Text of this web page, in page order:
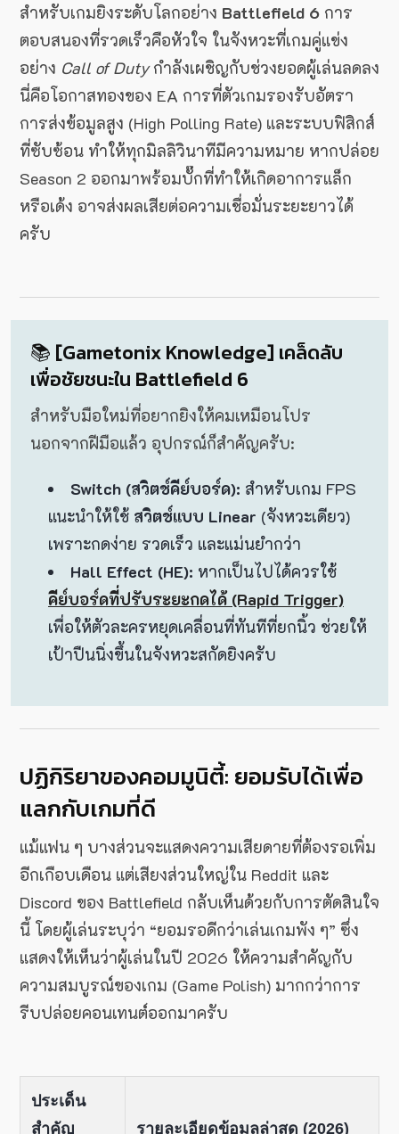
สำหรับเกมยิงระดับโลกอย่าง Battlefield 6 การ
ตอบสนองที่รวดเร็วคือหัวใจ ในจังหวะที่เกมคู่แข่ง
อย่าง Call of Dutyกำลังเผชิญกับช่วงยอดผู้เล่นลดลง
นี่คือโอกาสทองของ EA การที่ตัวเกมรองรับอัตรา
การส่งข้อมูลสูง (High Polling Rate) และระบบฟิสิกส์
ที่ซับซ้อน ทำให้ทุกมิลลิวินาทีมีความหมาย หากปล่อย
Season 2 ออกมาพร้อมบั๊กที่ทำให้เกิดอาการแล็ก
หรือเด้ง อาจส่งผลเสียต่อความเชื่อมั่นระยะยาวได้
ครับ
📚 [Gametonix Knowledge] เคล็ดลับ
เพื่อชัยชนะใน Battlefield 6
สำหรับมือใหม่ที่อยากยิงให้คมเหมือนโปร
นอกจากฝีมือแล้ว อุปกรณ์ก็สำคัญครับ:
Switch (สวิตช์คีย์บอร์ด): สำหรับเกม FPS
แนะนำให้ใช้ สวิตช์แบบ Linear (จังหวะเดียว)
เพราะกดง่าย รวดเร็ว และแม่นยำกว่า
Hall Effect (HE): หากเป็นไปได้ควรใช้
คีย์บอร์ดที่ปรับระยะกดได้ (Rapid Trigger)
เพื่อให้ตัวละครหยุดเคลื่อนที่ทันทีที่ยกนิ้ว ช่วยให้
เป้าปืนนิ่งขึ้นในจังหวะสกัดยิงครับ
ปฏิกิริยาของคอมมูนิตี้: ยอมรับได้เพื่อ
แลกกับเกมที่ดี
แม้แฟน ๆ บางส่วนจะแสดงความเสียดายที่ต้องรอเพิ่ม
อีกเกือบเดือน แต่เสียงส่วนใหญ่ใน Reddit และ
Discord ของ Battlefield กลับเห็นด้วยกับการตัดสินใจ
นี้ โดยผู้เล่นระบุว่า “ยอมรอดีกว่าเล่นเกมพัง ๆ” ซึ่ง
แสดงให้เห็นว่าผู้เล่นในปี 2026 ให้ความสำคัญกับ
ความสมบูรณ์ของเกม (Game Polish) มากกว่าการ
รีบปล่อยคอนเทนต์ออกมาครับ
ประเด็น
สำคัญ
รายละเอียดข้อมูลล่าสุด (2026)